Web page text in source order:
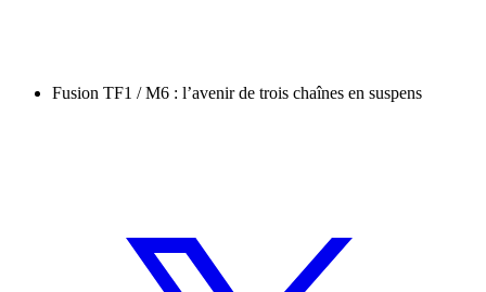
Fusion TF1 / M6 : l’avenir de trois chaînes en suspens